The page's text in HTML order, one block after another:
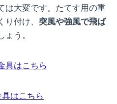
は大変です。たてす用の重
り付け、 突風や強風で飛ば
ょう。
具はこちら
はこちら